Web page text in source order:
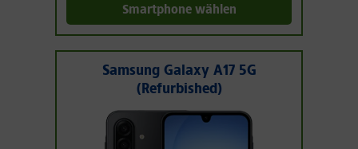
Smartphone wählen
Samsung Galaxy A17 5G
(Refurbished)